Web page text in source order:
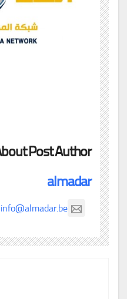
Post Author
almadar
info@almadar.be